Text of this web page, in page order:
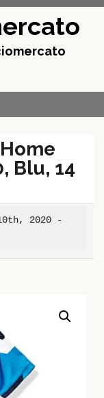
Blu, 14
2020 -